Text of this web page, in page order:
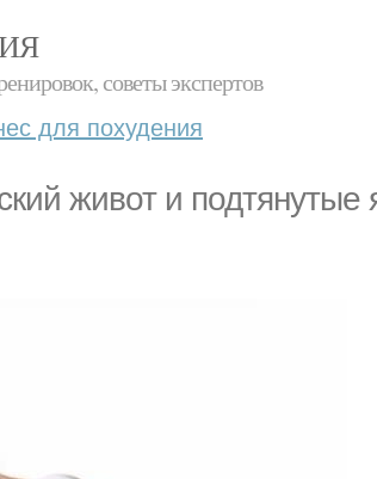
советы экспертов
для похудения
живот и подтянутые